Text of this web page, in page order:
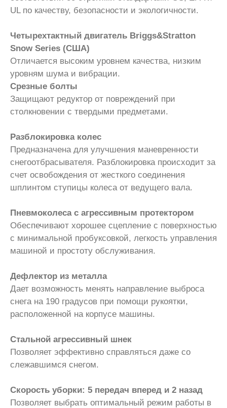
UL по качеству, безопасности и экологичности.
Четырехтактный двигатель Briggs&Stratton
Snow Series (США)
Отличается высоким уровнем качества, низким
уровням шума и вибрации.
Срезные болты
Защищают редуктор от повреждений при
столкновении с твердыми предметами.
Разблокировка колес
Предназначена для улучшения маневренности
снегоотбрасывателя. Разблокировка происходит за
счет освобождения от жесткого соединения
шплинтом ступицы колеса от ведущего вала.
Пневмоколеса с агрессивным протектором
Обеспечивают хорошее сцепление с поверхностью
с минимальной пробуксовкой, легкость управления
машиной и простоту обслуживания.
Дефлектор из металла
Дает возможность менять направление выброса
снега на 190 градусов при помощи рукоятки,
расположенной на корпусе машины.
Стальной агрессивный шнек
Позволяет эффективно справляться даже со
слежавшимся снегом.
Скорость уборки: 5 передач вперед и 2 назад
Позволяет выбрать оптимальный режим работы в